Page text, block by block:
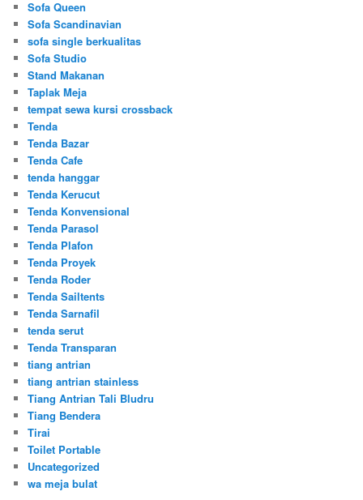
Sofa Queen
Sofa Scandinavian
sofa single berkualitas
Sofa Studio
Stand Makanan
Taplak Meja
tempat sewa kursi crossback
Tenda
Tenda Bazar
Tenda Cafe
tenda hanggar
Tenda Kerucut
Tenda Konvensional
Tenda Parasol
Tenda Plafon
Tenda Proyek
Tenda Roder
Tenda Sailtents
Tenda Sarnafil
tenda serut
Tenda Transparan
tiang antrian
tiang antrian stainless
Tiang Antrian Tali Bludru
Tiang Bendera
Tirai
Toilet Portable
Uncategorized
wa meja bulat